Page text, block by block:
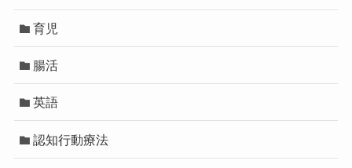
育児
腸活
英語
認知行動療法